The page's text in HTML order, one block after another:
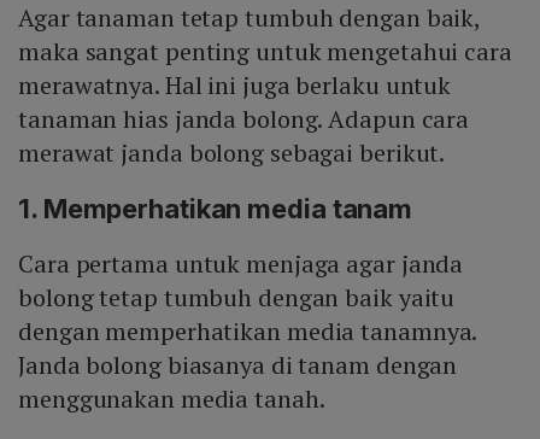
Agar tanaman tetap tumbuh dengan baik,
maka sangat penting untuk mengetahui cara
merawatnya. Hal ini juga berlaku untuk
tanaman hias janda bolong. Adapun cara
merawat janda bolong sebagai berikut.
1. Memperhatikan media tanam
Cara pertama untuk menjaga agar janda
bolong tetap tumbuh dengan baik yaitu
dengan memperhatikan media tanamnya.
Janda bolong biasanya di tanam dengan
menggunakan media tanah.